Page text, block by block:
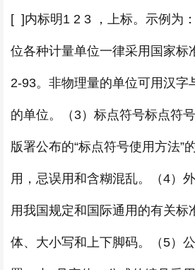
[ ]内标明1 2 3 ，上标。示例为
位各种计量单位一律采用国家
2-93。非物理量的单位可用汉字
的单位。（3）标点符号标点符
版署公布的“标点符号使用方法”
用，忌误用和含糊混乱。（4）
用我国规定和国际通用的有关标
体、大小写和上下脚码。（5）